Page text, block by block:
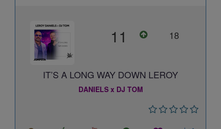
11 18
IT’S A LONG WAY DOWN LEROY
DANIELS x DJ TOM